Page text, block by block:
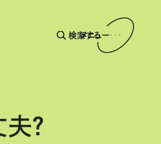
検索する
メニュー
？